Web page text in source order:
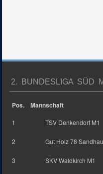
2. BUNDESLIGA SÜD
Pos. Mannschaft
1 TSV Denkendorf M1
2 Gut Holz 78
3 SKV Waldkirch M1